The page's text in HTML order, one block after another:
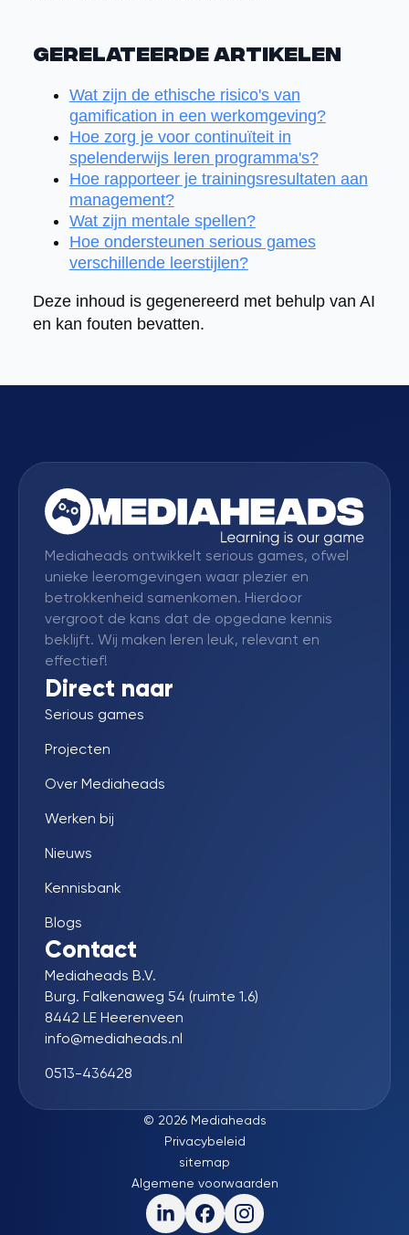
Gerelateerde artikelen
Wat zijn de ethische risico's van
gamification in een werkomgeving?
Hoe zorg je voor continuïteit in
spelenderwijs leren programma's?
Hoe rapporteer je trainingsresultaten aan
management?
Wat zijn mentale spellen?
Hoe ondersteunen serious games
verschillende leerstijlen?
Deze inhoud is gegenereerd met behulp van AI
en kan fouten bevatten.
Mediaheads ontwikkelt serious games, ofwel
unieke leeromgevingen waar plezier en
betrokkenheid samenkomen. Hierdoor
vergroot de kans dat de opgedane kennis
beklijft. Wij maken leren leuk, relevant en
effectief!
Direct naar
Serious games
Projecten
Over Mediaheads
Werken bij
Nieuws
Kennisbank
Blogs
Contact
Mediaheads B.V.
Burg. Falkenaweg 54 (ruimte 1.6)
8442 LE Heerenveen
info@mediaheads.nl
0513-436428
© 2026 Mediaheads
Privacybeleid
sitemap
Algemene voorwaarden